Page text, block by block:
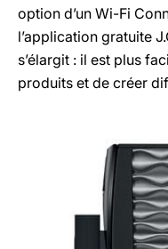
option d’un Wi-Fi
l’application gratuite
s’élargit : il est plus
produits et de créer